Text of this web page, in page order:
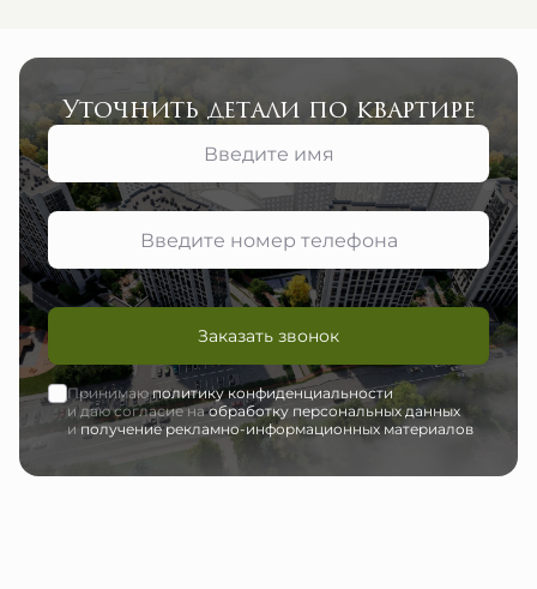
Уточнить детали по квартире
Заказать звонок
Принимаюполитику конфиденциальности
и даю согласие наобработку персональных данных
иполучение рекламно-информационных материалов